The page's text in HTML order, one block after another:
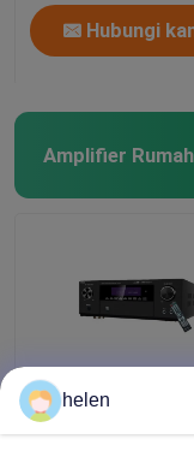
Hubungi
Amplifier Rumah
5.1CH 5600W Pro
Power Amplifier,
helen